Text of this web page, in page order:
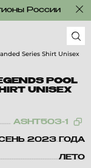
России
POOL
UNISEX
ASHT503-1
2023 ГОДА
ЛЕТО